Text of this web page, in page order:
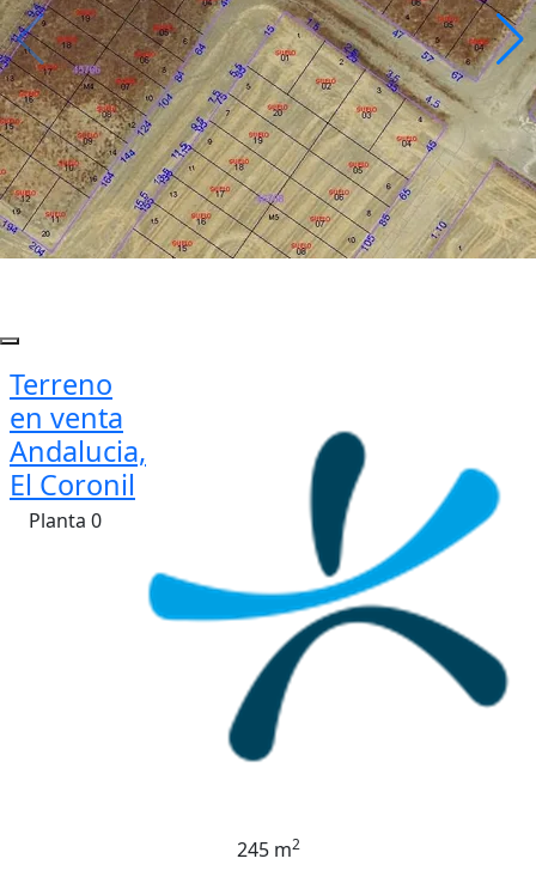
Terreno
en venta
Andalucia,
El Coronil
Planta 0
245 m2